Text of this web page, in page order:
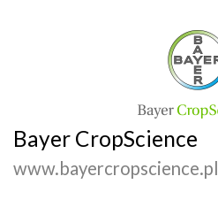
Bayer CropScience
www.bayercropscience.pl